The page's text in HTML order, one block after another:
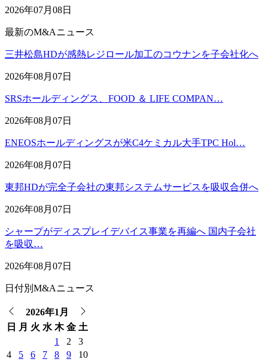
2026年07月08日
最新のM&Aニュース
三井松島HDが感熱レジロール加工のコウナンを子会社化へ
2026年08月07日
SRSホールディングス、FOOD ＆ LIFE COMPAN…
2026年08月07日
ENEOSホールディングスが米C4ケミカル大手TPC Hol…
2026年08月07日
東邦HDが完全子会社の東邦システムサービスを吸収合併へ
2026年08月07日
シャープがディスプレイデバイス事業を再編へ 国内子会社
を吸収…
2026年08月07日
日付別M&Aニュース
2026年1月
日
月 火 水 木 金 土
1
2
3
4
5 6 7 8 9
10